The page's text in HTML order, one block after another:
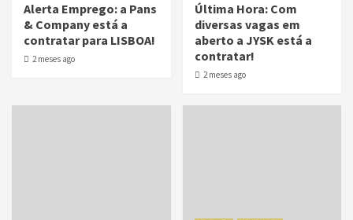
Alerta Emprego: a Pans
& Company está a
contratar para LISBOA!
2 meses ago
Última Hora: Com
diversas vagas em
aberto a JYSK está a
contratar!
2 meses ago